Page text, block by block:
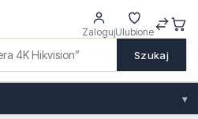
Szukaj
ZalogujUlubione
▾